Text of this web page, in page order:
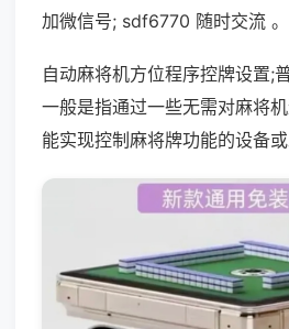
加微信号; sdf6770 随时交流 。
自动麻将机方位程序控牌设置;
一般是指通过一些无需对麻将
能实现控制麻将牌功能的设备或